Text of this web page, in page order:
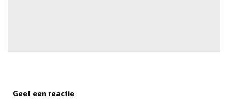
Geef een reactie